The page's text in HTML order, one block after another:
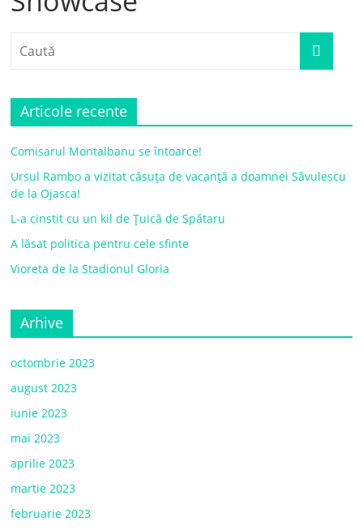
Articole recente
Comisarul Montalbanu se întoarce!
Ursul Rambo a vizitat căsuța de vacanță a doamnei Săvulescu
de la Ojasca!
L-a cinstit cu un kil de Țuică de Spătaru
A lăsat politica pentru cele sfinte
Vioreta de la Stadionul Gloria
Arhive
octombrie 2023
august 2023
iunie 2023
mai 2023
aprilie 2023
martie 2023
februarie 2023